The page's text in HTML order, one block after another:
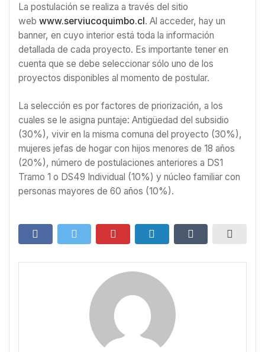
La postulación se realiza a través del sitio
web www.serviucoquimbo.cl. Al acceder, hay un
banner, en cuyo interior está toda la información
detallada de cada proyecto. Es importante tener en
cuenta que se debe seleccionar sólo uno de los
proyectos disponibles al momento de postular.
La selección es por factores de priorización, a los
cuales se le asigna puntaje: Antigüedad del subsidio
(30%), vivir en la misma comuna del proyecto (30%),
mujeres jefas de hogar con hijos menores de 18 años
(20%), número de postulaciones anteriores a DS1
Tramo 1 o DS49 Individual (10%) y núcleo familiar con
personas mayores de 60 años (10%).